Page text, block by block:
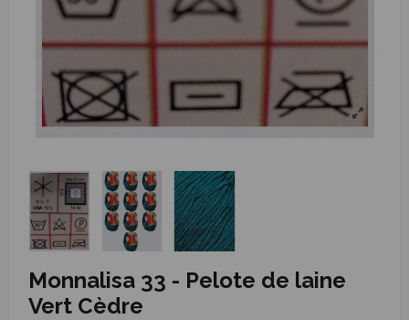
Monnalisa 33 - Pelote de laine
Vert Cèdre